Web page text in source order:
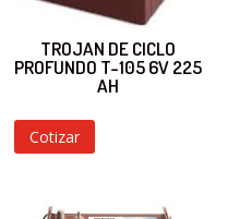
TROJAN DE CICLO
PROFUNDO T-105 6V 225
AH
Cotizar